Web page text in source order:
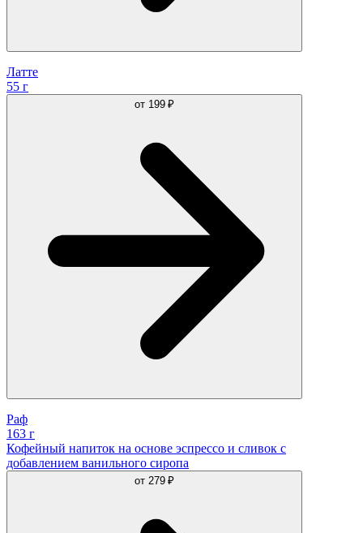
Латте
55 г
от 199 ₽
Раф
163 г
Кофейный напиток на основе эспрессо и сливок с
добавлением ванильного сиропа
от 279 ₽